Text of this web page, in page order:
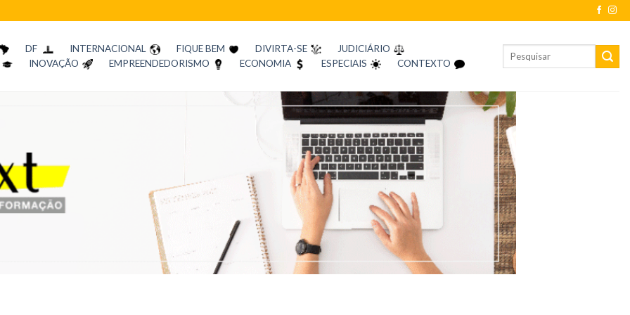
DF INTERNACIONAL FIQUE BEM DIVIRTA-SE
JUDICIÁRIO
INOVAÇÃO EMPREENDEDORISMO ECONOMIA ESPECIAIS CONTEXTO